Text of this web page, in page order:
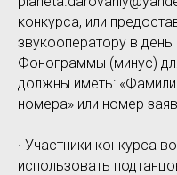
конкурса, или
звукооператору в
Фонограммы (минус)
должны иметь:
номера» или номер
· Участники конкурса
использовать